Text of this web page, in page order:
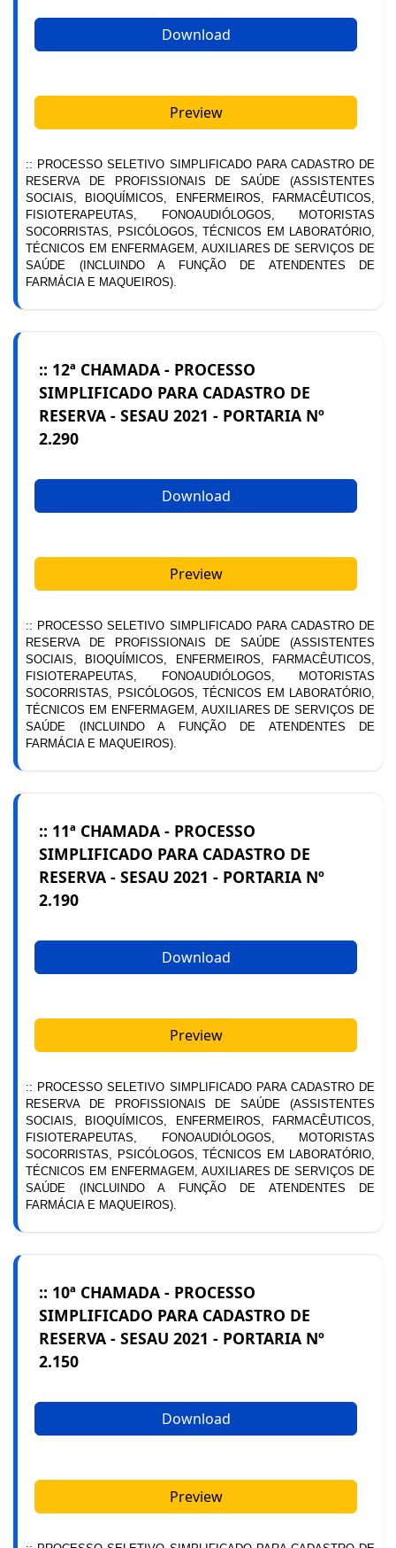
Download
Preview
:: PROCESSO SELETIVO SIMPLIFICADO PARA CADASTRO DE
RESERVA DE PROFISSIONAIS DE SAÚDE (ASSISTENTES
SOCIAIS, BIOQUÍMICOS, ENFERMEIROS, FARMACÊUTICOS,
FISIOTERAPEUTAS, FONOAUDIÓLOGOS, MOTORISTAS
SOCORRISTAS, PSICÓLOGOS, TÉCNICOS EM LABORATÓRIO,
TÉCNICOS EM ENFERMAGEM, AUXILIARES DE SERVIÇOS DE
SAÚDE (INCLUINDO A FUNÇÃO DE ATENDENTES DE
FARMÁCIA E MAQUEIROS).
:: 12ª CHAMADA - PROCESSO
SIMPLIFICADO PARA CADASTRO DE
RESERVA - SESAU 2021 - PORTARIA Nº
2.290
Download
Preview
:: PROCESSO SELETIVO SIMPLIFICADO PARA CADASTRO DE
RESERVA DE PROFISSIONAIS DE SAÚDE (ASSISTENTES
SOCIAIS, BIOQUÍMICOS, ENFERMEIROS, FARMACÊUTICOS,
FISIOTERAPEUTAS, FONOAUDIÓLOGOS, MOTORISTAS
SOCORRISTAS, PSICÓLOGOS, TÉCNICOS EM LABORATÓRIO,
TÉCNICOS EM ENFERMAGEM, AUXILIARES DE SERVIÇOS DE
SAÚDE (INCLUINDO A FUNÇÃO DE ATENDENTES DE
FARMÁCIA E MAQUEIROS).
:: 11ª CHAMADA - PROCESSO
SIMPLIFICADO PARA CADASTRO DE
RESERVA - SESAU 2021 - PORTARIA Nº
2.190
Download
Preview
:: PROCESSO SELETIVO SIMPLIFICADO PARA CADASTRO DE
RESERVA DE PROFISSIONAIS DE SAÚDE (ASSISTENTES
SOCIAIS, BIOQUÍMICOS, ENFERMEIROS, FARMACÊUTICOS,
FISIOTERAPEUTAS, FONOAUDIÓLOGOS, MOTORISTAS
SOCORRISTAS, PSICÓLOGOS, TÉCNICOS EM LABORATÓRIO,
TÉCNICOS EM ENFERMAGEM, AUXILIARES DE SERVIÇOS DE
SAÚDE (INCLUINDO A FUNÇÃO DE ATENDENTES DE
FARMÁCIA E MAQUEIROS).
:: 10ª CHAMADA - PROCESSO
SIMPLIFICADO PARA CADASTRO DE
RESERVA - SESAU 2021 - PORTARIA Nº
2.150
Download
Preview